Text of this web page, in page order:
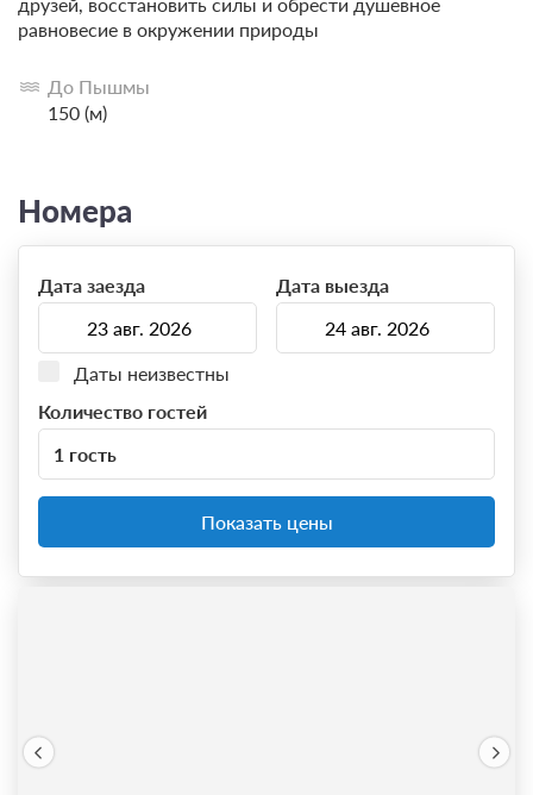
равновесие в окружении природы
До Пышмы
150 (м)
Номера
Дата заезда Дата выезда
Даты неизвестны
Количество гостей
1 гость
Показать цены